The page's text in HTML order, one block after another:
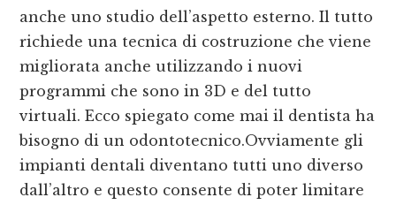
anche uno studio dell’aspetto esterno. Il tutto
richiede una tecnica di costruzione che viene
migliorata anche utilizzando i nuovi
programmi che sono in 3D e del tutto
virtuali. Ecco spiegato come mai il dentista ha
bisogno di un odontotecnico.Ovviamente gli
impianti dentali diventano tutti uno diverso
dall’altro e questo consente di poter limitare